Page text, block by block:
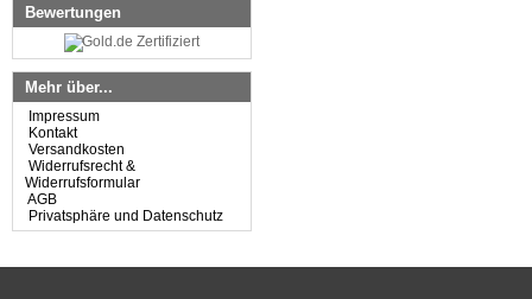
Bewertungen
Mehr über...
Impressum
Kontakt
Versandkosten
Widerrufsrecht &
Widerrufsformular
AGB
Privatsphäre und Datenschutz